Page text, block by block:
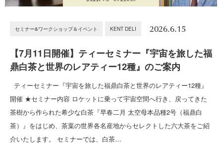
セミナー&ワークショップ＆イベント KENT DELI 2026.6.15
【7月11日開催】ティーセミナー『宇宙を旅した福
鼎白茶と世界のレアティー12種』のご案内
ティーセミナー『宇宙を旅した福鼎白茶と世界のレアティー12種』
開催 ★セミナー内容 ロケットに乗って宇宙空間へ行き、戻ってきた
茶樹から作られた希少な白茶『早春二月 太空母本品種2号（福鼎白
茶）』をはじめ、茶葉の世界各名産地からセレクトした六大茶をご紹
介いたします。 セミナーでは、白茶…